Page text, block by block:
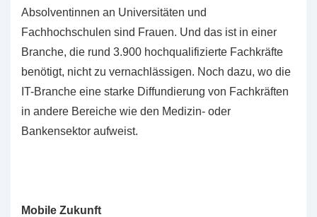
Absolventinnen an Universitäten und
Fachhochschulen sind Frauen. Und das ist in einer
Branche, die rund 3.900 hochqualifizierte Fachkräfte
benötigt, nicht zu vernachlässigen. Noch dazu, wo die
IT-Branche eine starke Diffundierung von Fachkräften
in andere Bereiche wie den Medizin- oder
Bankensektor aufweist.
Mobile Zukunft